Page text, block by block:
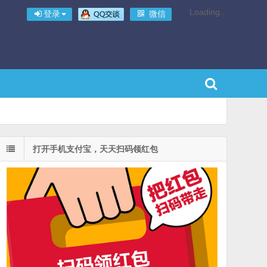
登录 微信 Loading...
打开手机支付宝，天天扫码领红包